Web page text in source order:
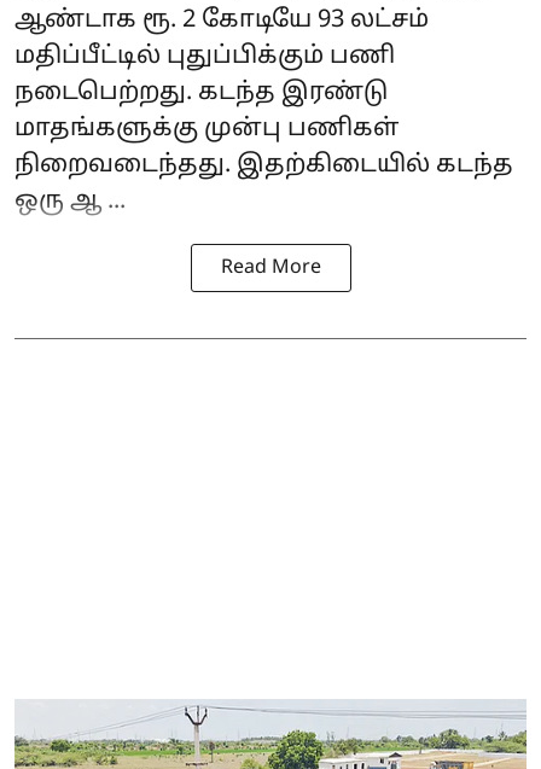
ஆண்டாக ரூ. 2 கோடியே 93 லட்சம்
மதிப்பீட்டில் புதுப்பிக்கும் பணி
நடைபெற்றது. கடந்த இரண்டு
மாதங்களுக்கு முன்பு பணிகள்
நிறைவடைந்தது. இதற்கிடையில் கடந்த
ஒரு ஆ ...
Read More